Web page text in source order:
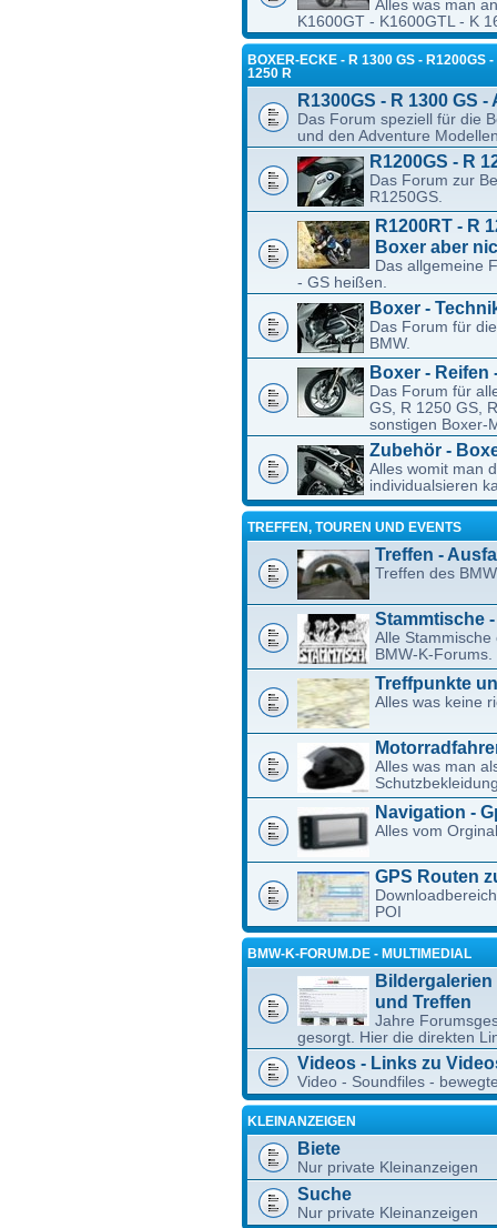
Alles was man
K1600GT - K1600GTL - K
BOXER-ECKE - R 1300 GS - R1200GS
1250 R
R1300GS - R 1300 GS
Das Forum speziell für die
und den Adventure
R1200GS - R
Das Forum zur
R1250GS.
R1200RT - R
Boxer aber
Das allgemeine
- GS heißen.
Boxer -
Das Forum für
BMW.
Boxer - Reifen
Das Forum für
GS, R 1250 GS,
sonstigen Boxer-
Zubehör -
Alles womit man
individualsieren
TREFFEN, TOUREN UND EVENTS
Treffen -
Treffen des
Stammtische
Alle
BMW-K-Forums.
Treffpunkte
Alles was keine
Alles was man
Navigation -
Alles vom
GPS Routen
POI
BMW-K-FORUM.DE - MULTIMEDIAL
Bildergalerien
und Treffen
Jahre
gesorgt. Hier die direkten
Videos - Links zu
Video - Soundfiles -
KLEINANZEIGEN
Biete
Nur private Kleinanzeigen
Suche
Nur private Kleinanzeigen